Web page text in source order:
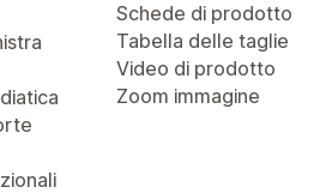
Schede di prodotto
Tabella delle taglie
Video di prodotto
Zoom immagine